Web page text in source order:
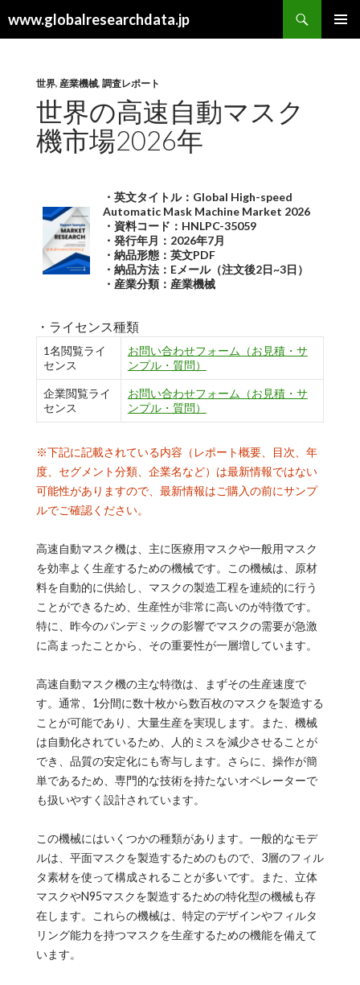
www.globalresearchdata.jp
索
世界, 産業機械, 調査レポート
世界の高速自動マスク
機市場2026年
・英文タイトル：Global High-speed
Automatic Mask Machine Market 2026
・資料コード：HNLPC-35059
・発行年月：2026年7月
・納品形態：英文PDF
・納品方法：Eメール（注文後2日~3日）
・産業分類：産業機械
・ライセンス種類
1名閲覧ライ
センス
お問い合わせフォーム（お見積・サ
ンプル・質問）
企業閲覧ライ
センス
お問い合わせフォーム（お見積・サ
ンプル・質問）
※下記に記載されている内容（レポート概要、目次、年
度、セグメント分類、企業名など）は最新情報ではない
可能性がありますので、最新情報はご購入の前にサンプ
ルでご確認ください。
高速自動マスク機は、主に医療用マスクや一般用マスク
を効率よく生産するための機械です。この機械は、原材
料を自動的に供給し、マスクの製造工程を連続的に行う
ことができるため、生産性が非常に高いのが特徴です。
特に、昨今のパンデミックの影響でマスクの需要が急激
に高まったことから、その重要性が一層増しています。
高速自動マスク機の主な特徴は、まずその生産速度で
す。通常、1分間に数十枚から数百枚のマスクを製造する
ことが可能であり、大量生産を実現します。また、機械
は自動化されているため、人的ミスを減少させることが
でき、品質の安定化にも寄与します。さらに、操作が簡
単であるため、専門的な技術を持たないオペレーターで
も扱いやすく設計されています。
この機械にはいくつかの種類があります。一般的なモデ
ルは、平面マスクを製造するためのもので、3層のフィル
タ素材を使って構成されることが多いです。また、立体
マスクやN95マスクを製造するための特化型の機械も存
在します。これらの機械は、特定のデザインやフィルタ
リング能力を持つマスクを生産するための機能を備えて
います。